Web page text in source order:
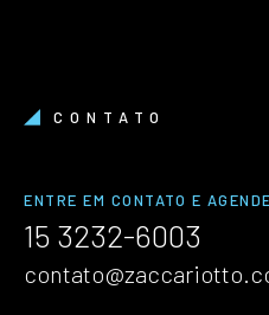
CONTATO
ENTRE EM CONTATO E
15 3232-6003